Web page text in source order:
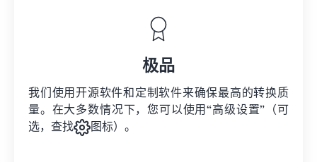
极品
我们使用开源软件和定制软件来确保最高的转换质
量。在大多数情况下，您可以使用“高级设置”（可
选，查找
图标）。